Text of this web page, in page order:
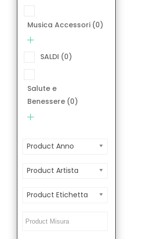
Musica Accessori (0)
SALDI (0)
Salute e
Benessere (0)
Product Anno
Product Artista
Product Etichetta